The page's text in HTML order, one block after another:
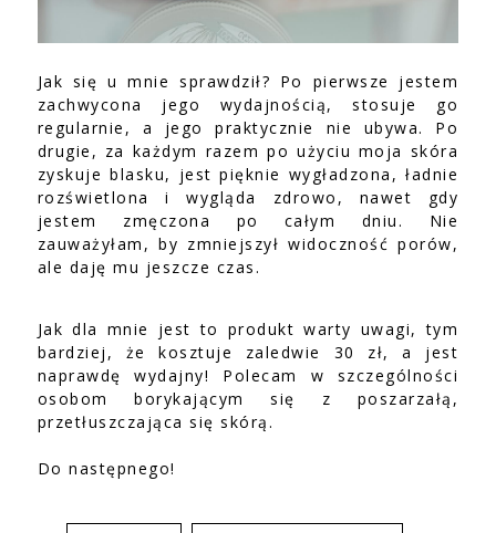
Jak się u mnie sprawdził? Po pierwsze jestem
zachwycona jego wydajnością, stosuje go
regularnie, a jego praktycznie nie ubywa. Po
drugie, za każdym razem po użyciu moja skóra
zyskuje blasku, jest pięknie wygładzona, ładnie
rozświetlona i wygląda zdrowo, nawet gdy
jestem zmęczona po całym dniu. Nie
zauważyłam, by zmniejszył widoczność porów,
ale daję mu jeszcze czas.
Jak dla mnie jest to produkt warty uwagi, tym
bardziej, że kosztuje zaledwie 30 zł, a jest
naprawdę wydajny! Polecam w szczególności
osobom borykającym się z poszarzałą,
przetłuszczająca się skórą.
Do następnego!